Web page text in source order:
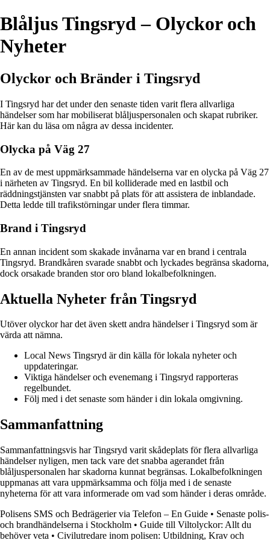
Blåljus Tingsryd – Olyckor och
Nyheter
Olyckor och Bränder i Tingsryd
I Tingsryd har det under den senaste tiden varit flera allvarliga
händelser som har mobiliserat blåljuspersonalen och skapat rubriker.
Här kan du läsa om några av dessa incidenter.
Olycka på Väg 27
En av de mest uppmärksammade händelserna var en olycka på Väg 27
i närheten av Tingsryd. En bil kolliderade med en lastbil och
räddningstjänsten var snabbt på plats för att assistera de inblandade.
Detta ledde till trafikstörningar under flera timmar.
Brand i Tingsryd
En annan incident som skakade invånarna var en brand i centrala
Tingsryd. Brandkåren svarade snabbt och lyckades begränsa skadorna,
dock orsakade branden stor oro bland lokalbefolkningen.
Aktuella Nyheter från Tingsryd
Utöver olyckor har det även skett andra händelser i Tingsryd som är
värda att nämna.
Local News Tingsryd är din källa för lokala nyheter och
uppdateringar.
Viktiga händelser och evenemang i Tingsryd rapporteras
regelbundet.
Följ med i det senaste som händer i din lokala omgivning.
Sammanfattning
Sammanfattningsvis har Tingsryd varit skådeplats för flera allvarliga
händelser nyligen, men tack vare det snabba agerandet från
blåljuspersonalen har skadorna kunnat begränsas. Lokalbefolkningen
uppmanas att vara uppmärksamma och följa med i de senaste
nyheterna för att vara informerade om vad som händer i deras område.
Polisens SMS och Bedrägerier via Telefon – En Guide • Senaste polis-
och brandhändelserna i Stockholm • Guide till Viltolyckor: Allt du
behöver veta • Civilutredare inom polisen: Utbildning, Krav och